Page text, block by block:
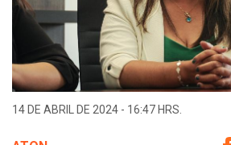
14 DE ABRIL DE 2024 - 16:47 HRS.